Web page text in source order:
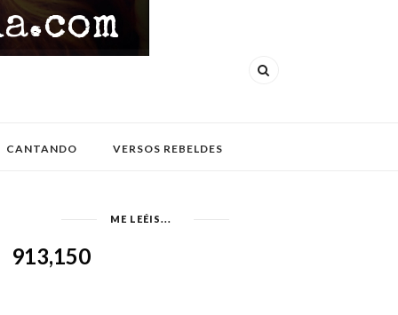
CANTANDO VERSOS REBELDES
ME LEÉIS...
913,150